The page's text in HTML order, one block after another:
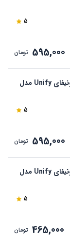
5
595,000 تومان
جامدادی 2 زیپ یونیفای Unify مدل
5
595,000 تومان
جامدادی 2 زیپ یونیفای Unify مدل
5
465,000 تومان